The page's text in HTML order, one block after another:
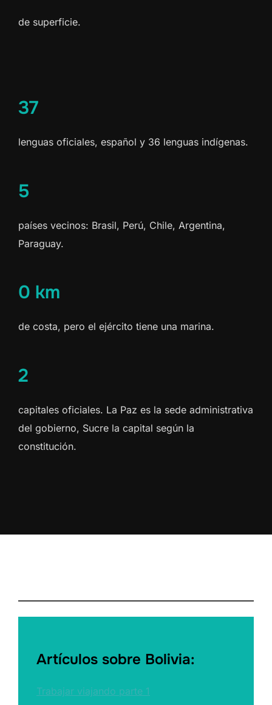
de superficie.
37
lenguas oficiales, español y 36 lenguas indígenas.
5
países vecinos: Brasil, Perú, Chile, Argentina,
Paraguay.
0 km
de costa, pero el ejército tiene una marina.
2
capitales oficiales. La Paz es la sede administrativa
del gobierno, Sucre la capital según la
constitución.
Artículos sobre Bolivia:
Trabajar viajando parte 1